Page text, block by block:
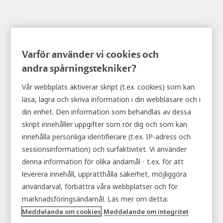
Skåp för surfplattor
Varför använder vi cookies och
andra spårningstekniker?
Vår webbplats aktiverar skript (t.ex. cookies) som kan
läsa, lagra och skriva information i din webbläsare och i
din enhet. Den information som behandlas av dessa
skript innehåller uppgifter som rör dig och som kan
innehålla personliga identifierare (t.ex. IP-adress och
sessionsinformation) och surfaktivitet. Vi använder
denna information för olika ändamål - t.ex. för att
leverera innehåll, upprätthålla säkerhet, möjliggöra
användarval, förbättra våra webbplatser och för
marknadsföringsändamål. Läs mer om detta:
Meddelande om cookies Meddelande om integritet